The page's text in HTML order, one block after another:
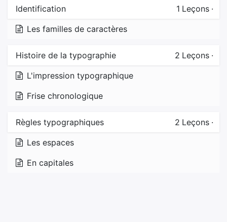
Identification 1 Leçons ·
Les familles de caractères
Histoire de la typographie 2 Leçons ·
L'impression typographique
Frise chronologique
Règles typographiques 2 Leçons ·
Les espaces
En capitales